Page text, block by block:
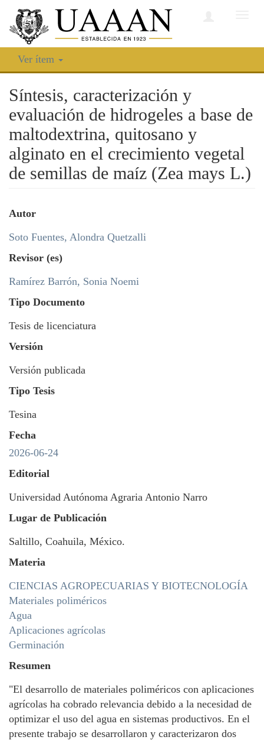
Ver ítem
Síntesis, caracterización y
evaluación de hidrogeles a base de
maltodextrina, quitosano y
alginato en el crecimiento vegetal
de semillas de maíz (Zea mays L.)
Autor
Soto Fuentes, Alondra Quetzalli
Revisor (es)
Ramírez Barrón, Sonia Noemi
Tipo Documento
Tesis de licenciatura
Versión
Versión publicada
Tipo Tesis
Tesina
Fecha
2026-06-24
Editorial
Universidad Autónoma Agraria Antonio Narro
Lugar de Publicación
Saltillo, Coahuila, México.
Materia
CIENCIAS AGROPECUARIAS Y BIOTECNOLOGÍA
Materiales poliméricos
Agua
Aplicaciones agrícolas
Germinación
Resumen
"El desarrollo de materiales poliméricos con aplicaciones
agrícolas ha cobrado relevancia debido a la necesidad de
optimizar el uso del agua en sistemas productivos. En el
presente trabajo se desarrollaron y caracterizaron dos